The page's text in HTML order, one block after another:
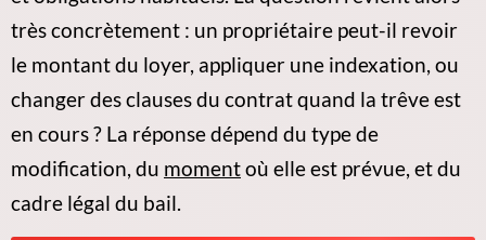
très concrètement : un propriétaire peut-il revoir
le montant du loyer, appliquer une indexation, ou
changer des clauses du contrat quand la trêve est
en cours ? La réponse dépend du type de
modification, du momentoù elle est prévue, et du
cadre légal du bail.